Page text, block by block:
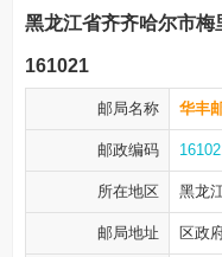
黑龙江省齐齐哈尔市
161021
邮局名称 华丰
邮政编码
所在地区 黑龙
邮局地址 区政